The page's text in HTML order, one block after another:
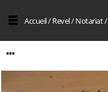
Accueil/Revel/Notariat/